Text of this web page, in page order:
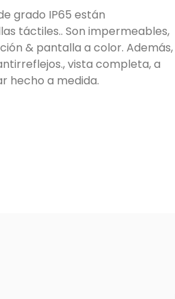
grado IP65 están
táctiles.. Son impermeables,
& pantalla a color. Además,
vista completa, a
hecho a medida.